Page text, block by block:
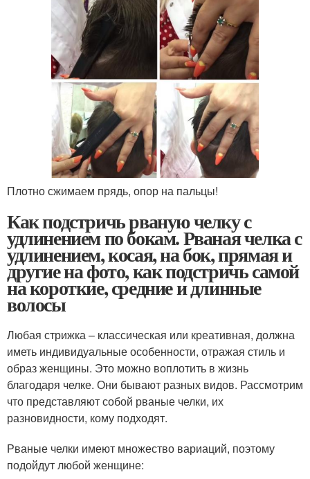
Плотно сжимаем прядь, опор на пальцы!
Как подстричь рваную челку с
удлинением по бокам. Рваная челка с
удлинением, косая, на бок, прямая и
другие на фото, как подстричь самой
на короткие, средние и длинные
волосы
Любая стрижка – классическая или креативная, должна
иметь индивидуальные особенности, отражая стиль и
образ женщины. Это можно воплотить в жизнь
благодаря челке. Они бывают разных видов. Рассмотрим
что представляют собой рваные челки, их
разновидности, кому подходят.
Рваные челки имеют множество вариаций, поэтому
подойдут любой женщине: